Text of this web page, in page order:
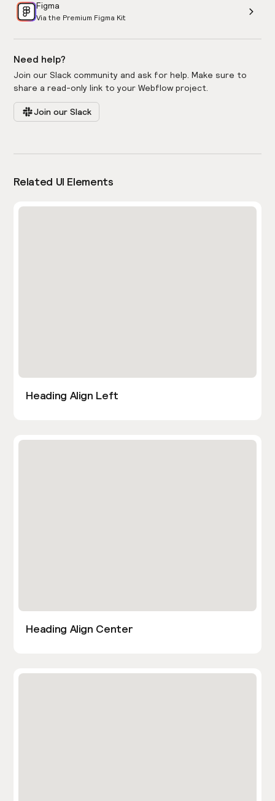
Figma
Via the Premium Figma Kit
Need help?
Join our Slack community and ask for help. Make sure to
share a read-only link to your Webflow project.
Join our Slack
Related UI Elements
Heading Align Left
Heading Align Center